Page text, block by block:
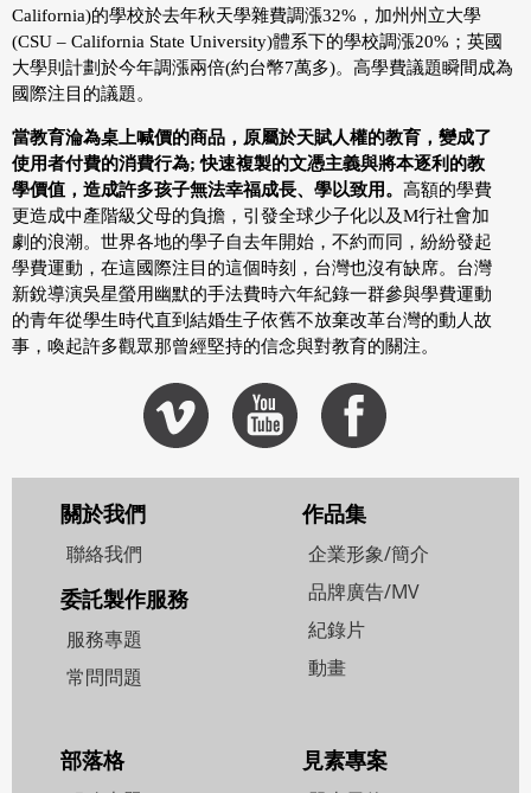
California)的學校於去年秋天學雜費調漲32%，加州州立大學
(CSU – California State University)體系下的學校調漲20%；英國
大學則計劃於今年調漲兩倍(約台幣7萬多)。高學費議題瞬間成為
國際注目的議題。
當教育淪為桌上喊價的商品，原屬於天賦人權的教育，變成了
使用者付費的消費行為; 快速複製的文憑主義與將本逐利的教
學價值，造成許多孩子無法幸福成長、學以致用。 高額的學費
更造成中產階級父母的負擔，引發全球少子化以及M行社會加
劇的浪潮。世界各地的學子自去年開始，不約而同，紛紛發起
學費運動，在這國際注目的這個時刻，台灣也沒有缺席。台灣
新銳導演吳星螢用幽默的手法費時六年紀錄一群參與學費運動
的青年從學生時代直到結婚生子依舊不放棄改革台灣的動人故
事，喚起許多觀眾那曾經堅持的信念與對教育的關注。
關於我們
聯絡我們
委託製作服務
服務專題
常問問題
作品集
企業形象/簡介
品牌廣告/MV
紀錄片
動畫
部落格 見素專案